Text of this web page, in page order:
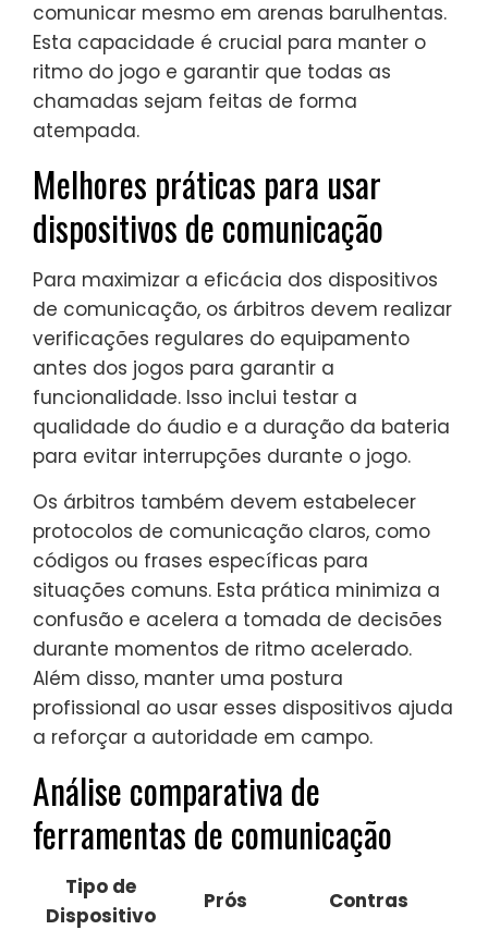
comunicar mesmo em arenas barulhentas.
Esta capacidade é crucial para manter o
ritmo do jogo e garantir que todas as
chamadas sejam feitas de forma
atempada.
Melhores práticas para usar
dispositivos de comunicação
Para maximizar a eficácia dos dispositivos
de comunicação, os árbitros devem realizar
verificações regulares do equipamento
antes dos jogos para garantir a
funcionalidade. Isso inclui testar a
qualidade do áudio e a duração da bateria
para evitar interrupções durante o jogo.
Os árbitros também devem estabelecer
protocolos de comunicação claros, como
códigos ou frases específicas para
situações comuns. Esta prática minimiza a
confusão e acelera a tomada de decisões
durante momentos de ritmo acelerado.
Além disso, manter uma postura
profissional ao usar esses dispositivos ajuda
a reforçar a autoridade em campo.
Análise comparativa de
ferramentas de comunicação
Tipo de
Dispositivo
Prós Contras